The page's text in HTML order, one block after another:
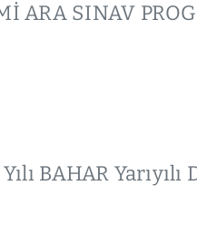
ARA SINAV
BAHAR Yarıyılı